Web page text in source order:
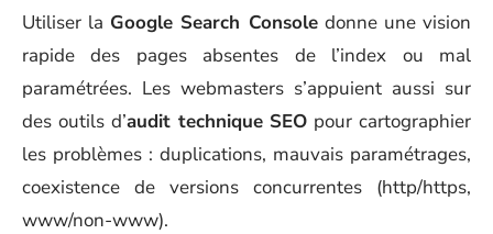
Utiliser la Google Search Consoledonne une vision
rapide des pages absentes de l’index ou mal
paramétrées. Les webmasters s’appuient aussi sur
des outils d’audit technique SEO pour cartographier
les problèmes : duplications, mauvais paramétrages,
coexistence de versions concurrentes (http/https,
www/non-www).